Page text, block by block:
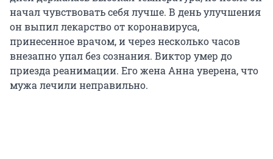
начал чувствовать себя лучше. В день улучшения
он выпил лекарство от коронавируса,
принесенное врачом, и через несколько часов
внезапно упал без сознания. Виктор умер до
приезда реанимации. Его жена Анна уверена, что
мужа лечили неправильно.